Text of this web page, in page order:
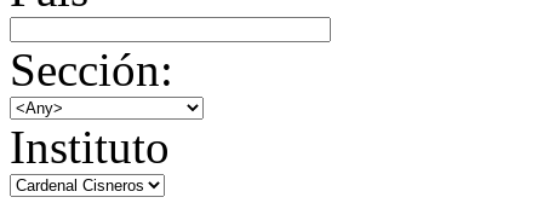
Sección:
Instituto